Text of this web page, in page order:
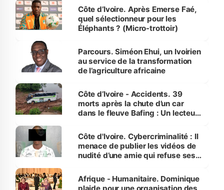
Côte d’Ivoire. Après Emerse Faé,
quel sélectionneur pour les
Éléphants ? (Micro-trottoir)
Parcours. Siméon Ehui, un Ivoirien
au service de la transformation
de l’agriculture africaine
Côte d’Ivoire - Accidents. 39
morts après la chute d’un car
dans le fleuve Bafing : Un lecteur
des Transports
Côte d'Ivoire. Cybercriminalité : Il
menace de publier les vidéos de
nudité d’une amie qui refuse ses
Afrique - Humanitaire. Dominique